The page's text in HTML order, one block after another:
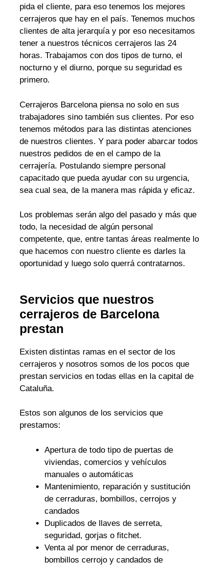
pida el cliente, para eso tenemos los mejores
cerrajeros que hay en el país. Tenemos muchos
clientes de alta jerarquía y por eso necesitamos
tener a nuestros técnicos cerrajeros las 24
horas. Trabajamos con dos tipos de turno, el
nocturno y el diurno, porque su seguridad es
primero.
Cerrajeros Barcelona piensa no solo en sus
trabajadores sino también sus clientes. Por eso
tenemos métodos para las distintas atenciones
de nuestros clientes. Y para poder abarcar todos
nuestros pedidos de en el campo de la
cerrajería. Postulando siempre personal
capacitado que pueda ayudar con su urgencia,
sea cual sea, de la manera mas rápida y eficaz.
Los problemas serán algo del pasado y más que
todo, la necesidad de algún personal
competente, que, entre tantas áreas realmente lo
que hacemos con nuestro cliente es darles la
oportunidad y luego solo querrá contratarnos.
Servicios que nuestros
cerrajeros de Barcelona
prestan
Existen distintas ramas en el sector de los
cerrajeros y nosotros somos de los pocos que
prestan servicios en todas ellas en la capital de
Cataluña.
Estos son algunos de los servicios que
prestamos:
Apertura de todo tipo de puertas de
viviendas, comercios y vehículos
manuales o automáticas
Mantenimiento, reparación y sustitución
de cerraduras, bombillos, cerrojos y
candados
Duplicados de llaves de serreta,
seguridad, gorjas o fitchet.
Venta al por menor de cerraduras,
bombillos cerrojo y candados de